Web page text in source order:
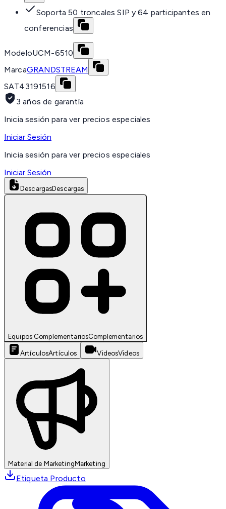
Soporta 50 troncales SIP y 64 participantes en
conferencias
ModeloUCM-6510
MarcaGRANDSTREAM
SAT43191516
3 años de garantía
Inicia sesión para ver precios especiales
Iniciar Sesión
Inicia sesión para ver precios especiales
Iniciar Sesión
DescargasDescargas
Equipos ComplementariosComplementarios
ArtículosArtículos VideosVideos
Material de MarketingMarketing
Etiqueta Producto